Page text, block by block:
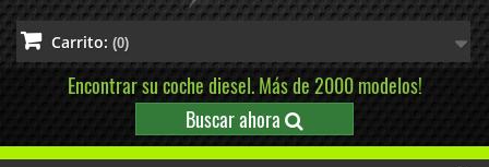
Carrito: (0)
Encontrar su coche diesel. Más de 2000 modelos!
Buscar ahora